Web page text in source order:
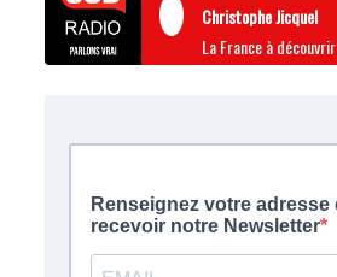
Christophe Jicquel
La France à découvrir